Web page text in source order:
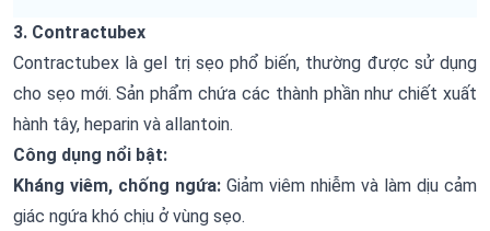
3. Contractubex
Contractubex là gel trị sẹo phổ biến, thường được sử dụng
cho sẹo mới. Sản phẩm chứa các thành phần như chiết xuất
hành tây, heparin và allantoin.
Công dụng nổi bật:
Kháng viêm, chống ngứa: Giảm viêm nhiễm và làm dịu cảm
giác ngứa khó chịu ở vùng sẹo.